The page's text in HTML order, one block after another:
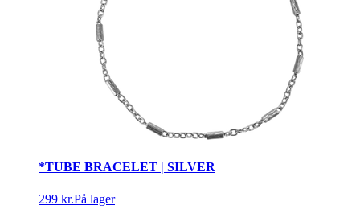
*TUBE BRACELET | SILVER
299 kr.På lager